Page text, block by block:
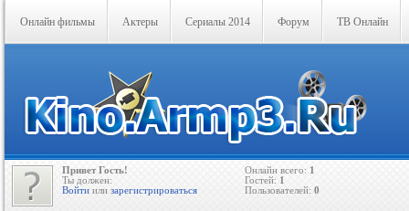
Онлайн фильмы Актеры Сериалы 2014 Форум ТВ Онлайн
Привет Гость!
Ты должен:
Войти или зарегистрироваться
Онлайн всего: 1
Гостей: 1
Пользователей: 0